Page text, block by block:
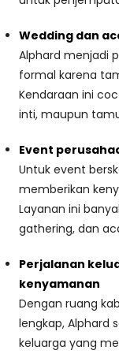
Wedding dan
Alphard menjadi
formal karena
Kendaraan ini
inti, maupun
Event
Untuk event
memberikan
Layanan ini
gathering, dan
Perjalanan
kenyamanan
Dengan ruang
lengkap, Alphard
keluarga yang